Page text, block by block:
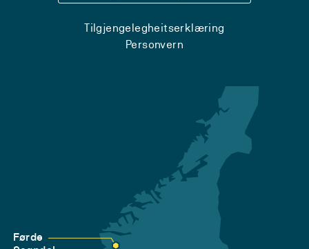
Tilgjengelegheitserklæring
Personvern
Førde